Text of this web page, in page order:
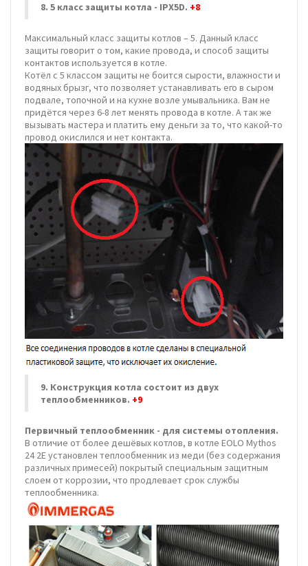
8. 5 класс защиты котла - IPX5D. +8
Максимальный класс защиты котлов – 5. Данный класс
защиты говорит о том, какие провода, и способ защиты
контактов используется в котле.
Котёл с 5 классом защиты не боится сырости, влажности и
водяных брызг, что позволяет устанавливать его в сыром
подвале, топочной и на кухне возле умывальника. Вам не
придётся через 6-8 лет менять провода в котле. А так же
вызывать мастера и платить ему деньги за то, что какой-то
провод окислился и нет контакта.
9. Конструкция котла состоит из двух
теплообменников. +9
Первичный теплообменник - для системы отопления.
В отличие от более дешёвых котлов, в котле EOLO Mythos
24 2E установлен теплообменник из меди (без содержания
различных примесей) покрытый специальным защитным
слоем от коррозии, что продлевает срок службы
теплообменника.